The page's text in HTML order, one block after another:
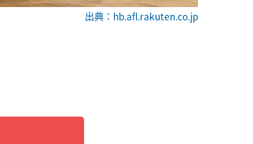
出典：hb.afl.rakuten.co.jp